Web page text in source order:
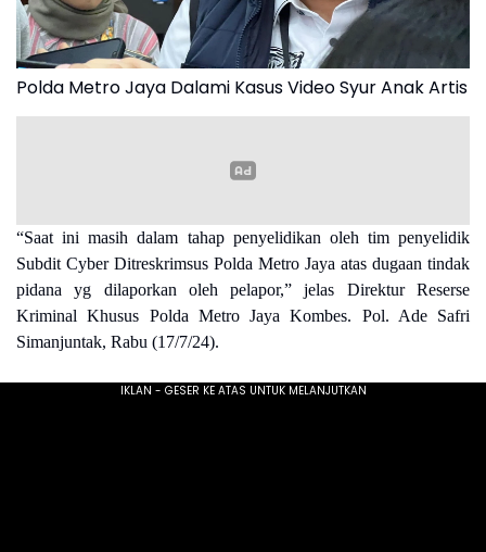
Polda Metro Jaya Dalami Kasus Video Syur Anak Artis
“Saat ini masih dalam tahap penyelidikan oleh tim penyelidik
Subdit Cyber Ditreskrimsus Polda Metro Jaya atas dugaan tindak
pidana yg dilaporkan oleh pelapor,” jelas Direktur Reserse
Kriminal Khusus Polda Metro Jaya Kombes. Pol. Ade Safri
Simanjuntak, Rabu (17/7/24).